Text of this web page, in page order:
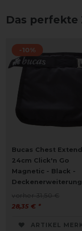
Das perfekte
-10%
Bucas Chest
24cm Click'n Go
Magnetic - Black -
Deckenerweiterung
vorher 31,50 €
28,35 € *
ARTIKEL